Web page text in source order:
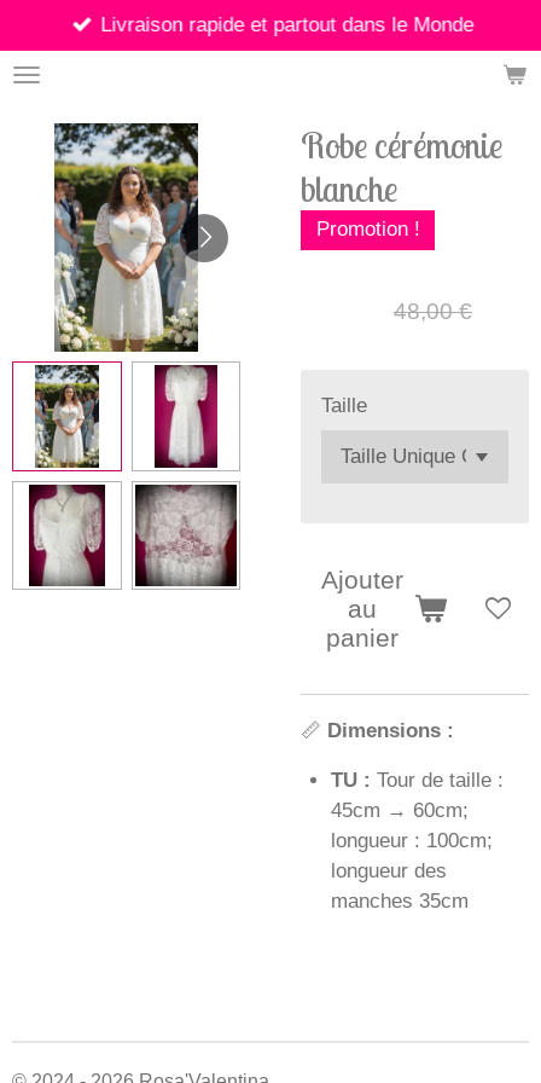
Passer
au
contenu
Livraison rapide et partout dans le Monde
Robe cérémonie
blanche
Promotion !
48,00 €
Taille
Ajouter
au
panier
📏 Dimensions :
TU : Tour de taille :
45cm → 60cm;
longueur : 100cm;
longueur des
manches 35cm